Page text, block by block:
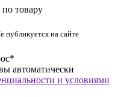
товару
публикуется на сайте
автоматически
и условиями